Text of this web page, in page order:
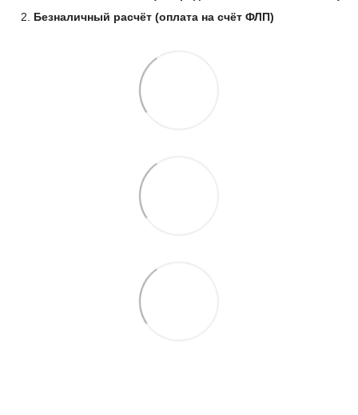
Безналичный расчёт (оплата на счёт ФЛП)